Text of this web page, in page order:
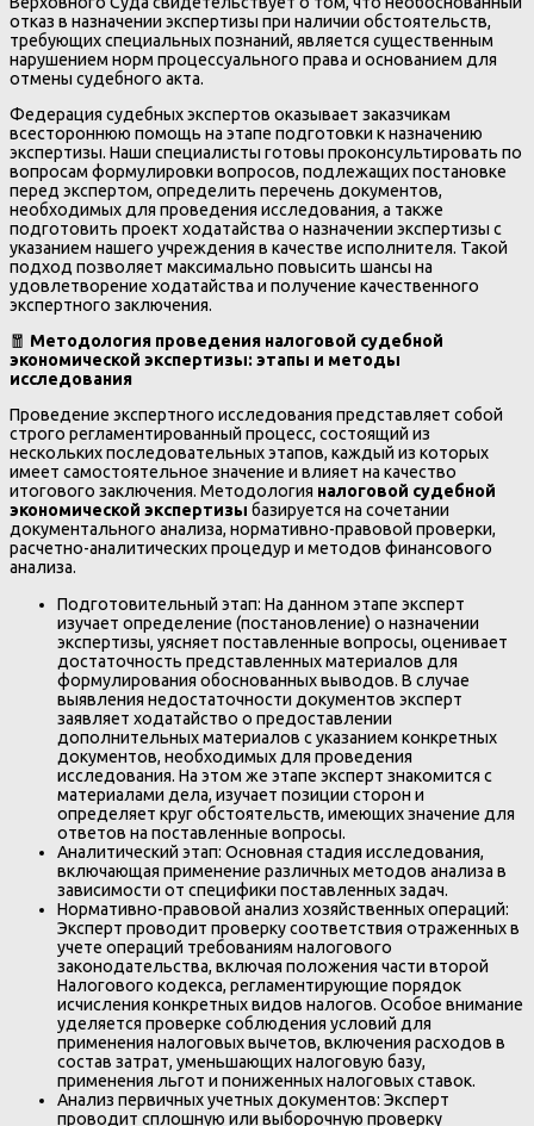
отказ в назначении экспертизы при наличии обстоятельств,
требующих специальных познаний, является существенным
нарушением норм процессуального права и основанием для
отмены судебного акта.
Федерация судебных экспертов оказывает заказчикам
всестороннюю помощь на этапе подготовки к назначению
экспертизы. Наши специалисты готовы проконсультировать по
вопросам формулировки вопросов, подлежащих постановке
перед экспертом, определить перечень документов,
необходимых для проведения исследования, а также
подготовить проект ходатайства о назначении экспертизы с
указанием нашего учреждения в качестве исполнителя. Такой
подход позволяет максимально повысить шансы на
удовлетворение ходатайства и получение качественного
экспертного заключения.
🧧 Методология проведения налоговой судебной
экономической экспертизы: этапы и методы
исследования
Проведение экспертного исследования представляет собой
строго регламентированный процесс, состоящий из
нескольких последовательных этапов, каждый из которых
имеет самостоятельное значение и влияет на качество
итогового заключения. Методология налоговой судебной
экономической экспертизы базируется на сочетании
документального анализа, нормативно-правовой проверки,
расчетно-аналитических процедур и методов финансового
анализа.
Подготовительный этап: На данном этапе эксперт
изучает определение (постановление) о назначении
экспертизы, уясняет поставленные вопросы, оценивает
достаточность представленных материалов для
формулирования обоснованных выводов. В случае
выявления недостаточности документов эксперт
заявляет ходатайство о предоставлении
дополнительных материалов с указанием конкретных
документов, необходимых для проведения
исследования. На этом же этапе эксперт знакомится с
материалами дела, изучает позиции сторон и
определяет круг обстоятельств, имеющих значение для
ответов на поставленные вопросы.
Аналитический этап: Основная стадия исследования,
включающая применение различных методов анализа в
зависимости от специфики поставленных задач.
Нормативно-правовой анализ хозяйственных операций:
Эксперт проводит проверку соответствия отраженных в
учете операций требованиям налогового
законодательства, включая положения части второй
Налогового кодекса, регламентирующие порядок
исчисления конкретных видов налогов. Особое внимание
уделяется проверке соблюдения условий для
применения налоговых вычетов, включения расходов в
состав затрат, уменьшающих налоговую базу,
применения льгот и пониженных налоговых ставок.
Анализ первичных учетных документов: Эксперт
проводит сплошную или выборочную проверку